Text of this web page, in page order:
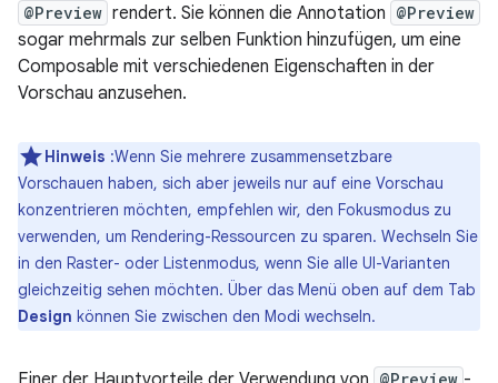
@Preview rendert. Sie können die Annotation @Preview
sogar mehrmals zur selben Funktion hinzufügen, um eine
Composable mit verschiedenen Eigenschaften in der
Vorschau anzusehen.
Hinweis :Wenn Sie mehrere zusammensetzbare
Vorschauen haben, sich aber jeweils nur auf eine Vorschau
konzentrieren möchten, empfehlen wir, den Fokusmodus zu
verwenden, um Rendering-Ressourcen zu sparen. Wechseln Sie
in den Raster- oder Listenmodus, wenn Sie alle UI-Varianten
gleichzeitig sehen möchten. Über das Menü oben auf dem Tab
Design können Sie zwischen den Modi wechseln.